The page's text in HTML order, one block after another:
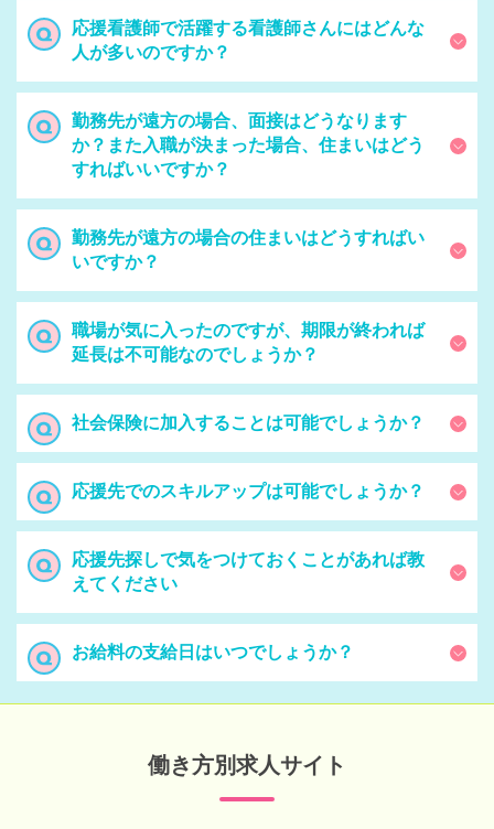
応援看護師で活躍する看護師さんにはどんな
人が多いのですか？
勤務先が遠方の場合、面接はどうなります
か？また入職が決まった場合、住まいはどう
すればいいですか？
勤務先が遠方の場合の住まいはどうすればい
いですか？
職場が気に入ったのですが、期限が終われば
延長は不可能なのでしょうか？
社会保険に加入することは可能でしょうか？
応援先でのスキルアップは可能でしょうか？
応援先探しで気をつけておくことがあれば教
えてください
お給料の支給日はいつでしょうか？
働き方別求人サイト